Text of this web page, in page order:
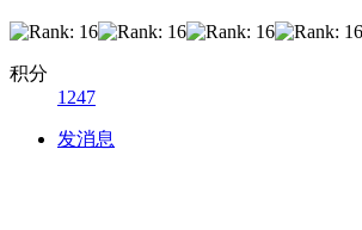
积分
1247
发消息